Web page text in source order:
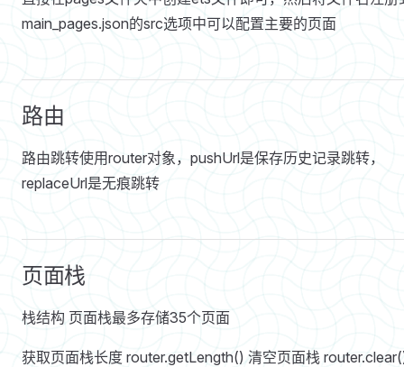
main_pages.json的src选项中可以配置主要的页面
路由
路由跳转使用router对象，pushUrl是保存历史记录跳转，
replaceUrl是无痕跳转
页面栈
栈结构 页面栈最多存储35个页面
获取页面栈长度 router.getLength() 清空页面栈